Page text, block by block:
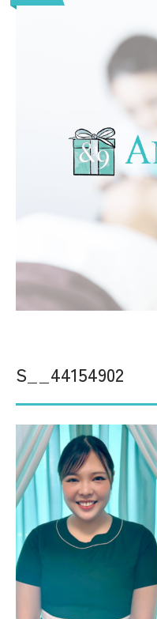
S__44154902